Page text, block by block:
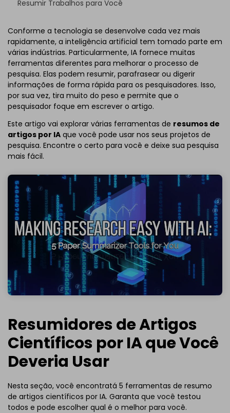
Resumir Trabalhos para Você
Conforme a tecnologia se desenvolve cada vez mais
rapidamente, a inteligência artificial tem tomado parte em
várias indústrias. Particularmente, IA fornece muitas
ferramentas diferentes para melhorar o processo de
pesquisa. Elas podem resumir, parafrasear ou digerir
informações de forma rápida para os pesquisadores. Isso,
por sua vez, tira muito do peso e permite que o
pesquisador foque em escrever o artigo.
Este artigo vai explorar várias ferramentas de resumos de
artigos por IA que você pode usar nos seus projetos de
pesquisa. Encontre o certo para você e deixe sua pesquisa
mais fácil.
Resumidores de Artigos
Científicos por IA que Você
Deveria Usar
Nesta seção, você encontratá 5 ferramentas de resumo
de artigos científicos por IA. Garanta que você testou
todos e pode escolher qual é o melhor para você.